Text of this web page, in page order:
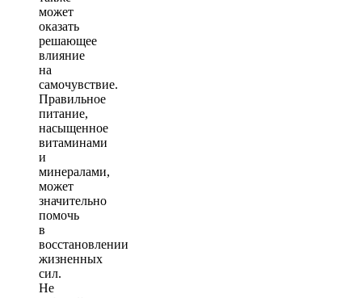
может
оказать
решающее
влияние
на
самочувствие.
Правильное
питание,
насыщенное
витаминами
и
минералами,
может
значительно
помочь
в
восстановлении
жизненных
сил.
Не